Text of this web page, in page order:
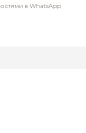
в WhatsApp